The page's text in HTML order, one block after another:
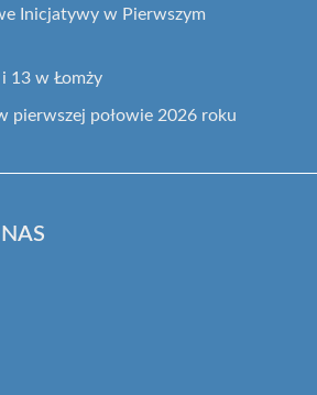
Inicjatywy w Pierwszym
13 w Łomży
pierwszej połowie 2026 roku